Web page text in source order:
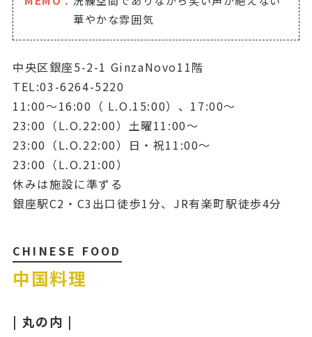
華やかな雰囲気
中央区銀座5-2-1 GinzaNovo11階
TEL:03-6264-5220
11:00～16:00（ L.O.15:00）、17:00～
23:00（L.O.22:00）土曜11:00～
23:00（L.O.22:00）日・祝11:00～
23:00（L.O.21:00）
休みは施設に準ずる
銀座駅C2・C3出口徒歩1分、JR有楽町駅徒歩4分
CHINESE FOOD
中国料理
| 丸の内 |